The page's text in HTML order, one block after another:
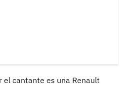
el cantante es una Renault